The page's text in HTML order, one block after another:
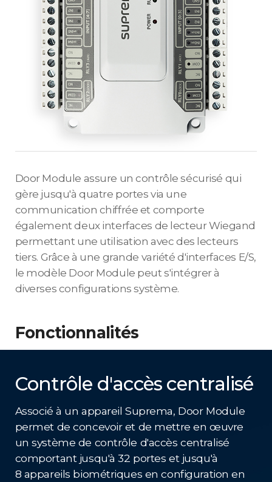
Door Module assure un contrôle sécurisé qui
gère jusqu'à quatre portes via une
communication chiffrée et comporte
également deux interfaces de lecteur Wiegand
permettant une utilisation avec des lecteurs
tiers. Grâce à une grande variété d'interfaces E/S,
le modèle Door Module peut s'intégrer à
diverses configurations système.
Fonctionnalités
Contrôle d'accès centralisé
Associé à un appareil Suprema, Door Module
permet de concevoir et de mettre en œuvre
un système de contrôle d'accès centralisé
comportant jusqu'à 32 portes et jusqu'à
8 appareils biométriques en configuration en